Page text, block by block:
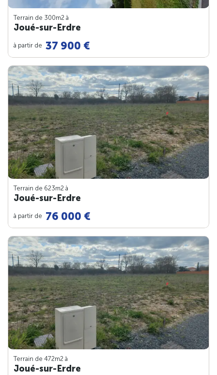
Terrain de 300m2 à
Joué-sur-Erdre
à partir de 37 900 €
Terrain de 623m2 à
Joué-sur-Erdre
à partir de 76 000 €
Terrain de 472m2 à
Joué-sur-Erdre